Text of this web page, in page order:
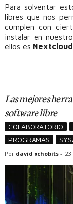
Para solventar
libres que nos
cumplen con
instalar en
ellos es Nextcloud
Las mejores
software libre
COLABORATORIO
PROGRAMAS
Por david ochobits - 23